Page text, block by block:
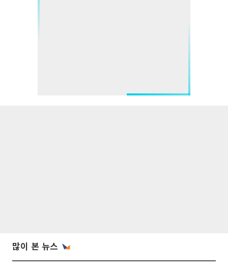
많이 본 뉴스